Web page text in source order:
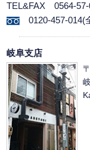
TEL&FAX 0564-57-
0120-457-014(
岐阜支店